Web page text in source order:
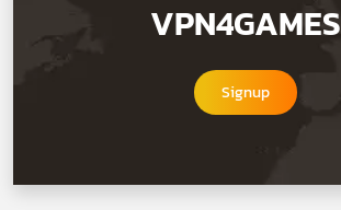
VPN4GAMES
Signup